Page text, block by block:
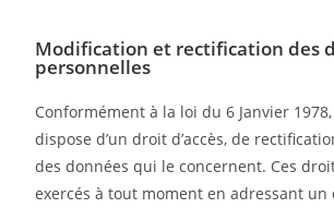
Modification et rectification des
personnelles
Conformément à la loi du 6 Janvier
dispose d’un droit d’accès, de
des données qui le concernent. Ces
exercés à tout moment en adressant